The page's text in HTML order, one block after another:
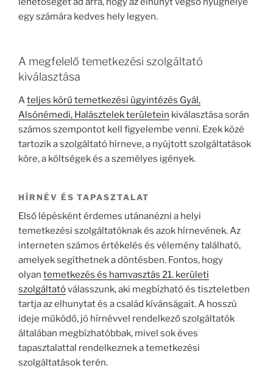
egy számára kedves hely legyen.
A megfelelő temetkezési szolgáltató
kiválasztása
Ateljes körű temetkezési ügyintézés Gyál,
Alsónémedi, Halásztelek területein kiválasztása során
számos szempontot kell figyelembe venni. Ezek közé
tartozik a szolgáltató hírneve, a nyújtott szolgáltatások
köre, a költségek és a személyes igények.
HÍRNÉV ÉS TAPASZTALAT
Első lépésként érdemes utánanézni a helyi
temetkezési szolgáltatóknak és azok hírnevének. Az
interneten számos értékelés és vélemény található,
amelyek segíthetnek a döntésben. Fontos, hogy
olyan temetkezés és hamvasztás 21. kerületi
szolgáltatóválasszunk, aki megbízható és tiszteletben
tartja az elhunytat és a család kívánságait. A hosszú
ideje működő, jó hírnévvel rendelkező szolgáltatók
általában megbízhatóbbak, mivel sok éves
tapasztalattal rendelkeznek a temetkezési
szolgáltatások terén.